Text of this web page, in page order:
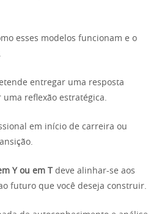
esses modelos funcionam e o
entregar uma resposta
reflexão estratégica.
em início de carreira ou
Y ou em T
deve alinhar-se aos
futuro que você deseja construir.